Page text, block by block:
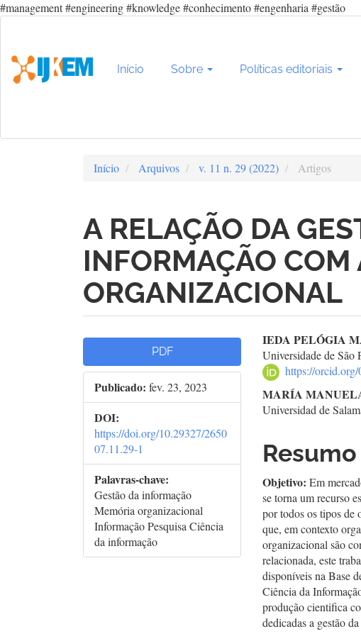
#management #engineering #knowledge #conhecimento #engenharia #gestão
Conteúdo
principal
Barra
Início Sobre Políticas editoriais
Início Arquivos v. 11 n. 29 (2022) Artigos
A RELAÇÃO DA
INFORMAÇÃO COM
ORGANIZACIONAL
Barra
lateral
de
artigos
PDF
Publicado: fev. 23, 2023
DOI:
https://doi.org/10.29327/2650
07.11.29-1
Palavras-chave:
Gestão da informação
Memória organizacional
Informação Pesquisa Ciência
da informação
do
artigo
IEDA PELÓGIA
Universidade de São
https://
MARÍA
Universidad de
Resumo
Objetivo:Em
se torna um recurso
por todos os tipos de
que, em contexto
organizacional são
relacionada, este
disponíveis na Base
Ciência da
produção cientifica
dedicadas a gestão